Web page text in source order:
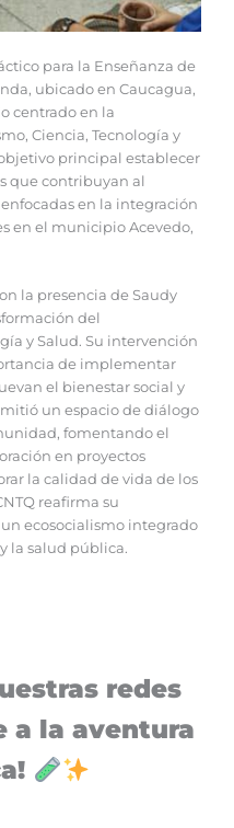
para la Enseñanza de
ubicado en Caucagua,
centrado en la
Ciencia, Tecnología y
principal establecer
que contribuyan al
en la integración
en el municipio Acevedo,
la presencia de Saudy
del
y Salud. Su intervención
de implementar
el bienestar social y
un espacio de diálogo
fomentando el
en proyectos
la calidad de vida de los
reafirma su
ecosocialismo integrado
la salud pública.
redes
a la aventura